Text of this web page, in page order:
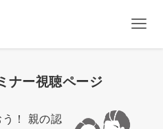
ナー視聴ページ
！ 親の認